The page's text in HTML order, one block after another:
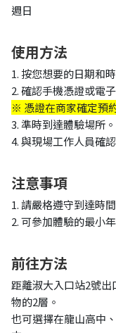
週日
使用方法
1. 按您想要的日期和
2. 確認手機憑證或電
※ 憑證在商家確定預
3. 準時到達體驗場所。
4. 與現場工作人員確
注意事項
1. 請嚴格遵守到達時
2. 可參加體驗的最小
前往方法
距離淑大入口站2號
物的2層。
也可選擇在龍山高中